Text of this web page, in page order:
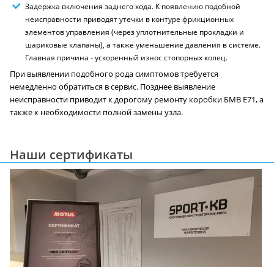
Задержка включения заднего хода. К появлению подобной
неисправности приводят утечки в контуре фрикционных
элементов управления (через уплотнительные прокладки и
шариковые клапаны), а также уменьшение давления в системе.
Главная причина - ускоренный износ стопорных колец.
При выявлении подобного рода симптомов требуется
немедленно обратиться в сервис. Позднее выявление
неисправности приводит к дорогому ремонту коробки БМВ E71, а
также к необходимости полной замены узла.
Наши сертификаты